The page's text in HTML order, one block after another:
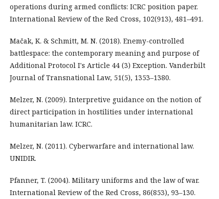
operations during armed conflicts: ICRC position paper.
International Review of the Red Cross, 102(913), 481–491.
Mačak, K. & Schmitt, M. N. (2018). Enemy-controlled
battlespace: the contemporary meaning and purpose of
Additional Protocol I's Article 44 (3) Exception. Vanderbilt
Journal of Transnational Law, 51(5), 1353–1380.
Melzer, N. (2009). Interpretive guidance on the notion of
direct participation in hostilities under international
humanitarian law. ICRC.
Melzer, N. (2011). Cyberwarfare and international law.
UNIDIR.
Pfanner, T. (2004). Military uniforms and the law of war.
International Review of the Red Cross, 86(853), 93–130.